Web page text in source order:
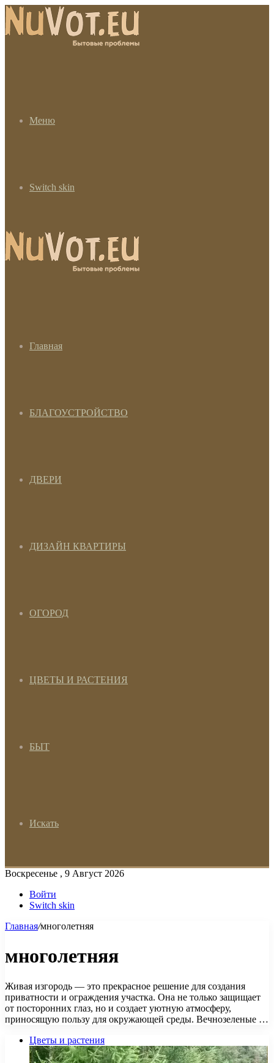
Меню
Switch skin
Главная
БЛАГОУСТРОЙСТВО
ДВЕРИ
ДИЗАЙН КВАРТИРЫ
ОГОРОД
ЦВЕТЫ И РАСТЕНИЯ
БЫТ
Искать
Воскресенье , 9 Август 2026
Войти
Switch skin
Главная/многолетняя
многолетняя
Живая изгородь — это прекрасное решение для создания
приватности и ограждения участка. Она не только защищает
от посторонних глаз, но и создает уютную атмосферу,
приносящую пользу для окружающей среды. Вечнозеленые …
Цветы и растения